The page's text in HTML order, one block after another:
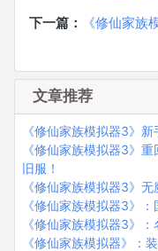
下一篇： 《修仙家族
文章推荐
《修仙家族模拟器3》
《修仙家族模拟器3》
旧服！
《修仙家族模拟器3》
《修仙家族模拟器3》
《修仙家族模拟器3》
《修仙家族模拟器》：